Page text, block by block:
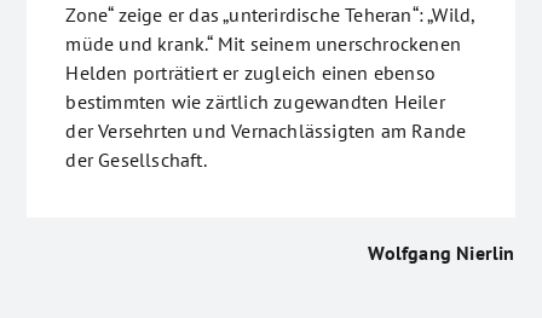
Zone“ zeige er das „unterirdische Teheran“: „Wild,
müde und krank.“ Mit seinem unerschrockenen
Helden porträtiert er zugleich einen ebenso
bestimmten wie zärtlich zugewandten Heiler
der Versehrten und Vernachlässigten am Rande
der Gesellschaft.
Wolfgang Nierlin